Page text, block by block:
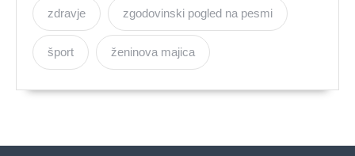
zdravje zgodovinski pogled na pesmi
šport ženinova majica